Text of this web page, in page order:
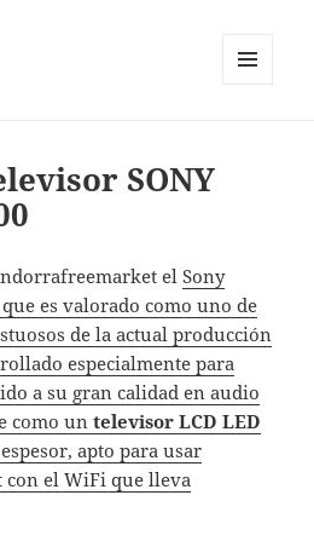
SONY
elSony
que es valorado como uno de
de la actual producción
especialmente para
a su gran calidad en audio
como untelevisor LCD LED
apto para usar
el WiFi que lleva